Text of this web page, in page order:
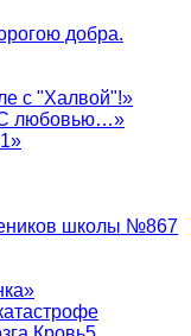
добра.
с "Халвой"!»
С любовью…»
школы №867